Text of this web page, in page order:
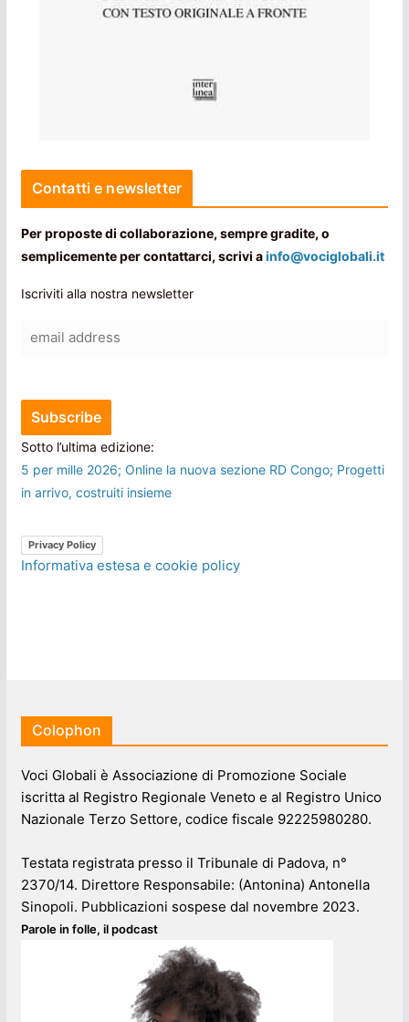
Contatti e newsletter
Per proposte di collaborazione, sempre gradite, o
semplicemente per contattarci, scrivi ainfo@vociglobali.it
Iscriviti alla nostra newsletter
Sotto l’ultima edizione:
5 per mille 2026; Online la nuova sezione RD Congo; Progetti
in arrivo, costruiti insieme
Privacy Policy
Informativa estesa e cookie policy
Colophon
Voci Globali è Associazione di Promozione Sociale
iscritta al Registro Regionale Veneto e al Registro Unico
Nazionale Terzo Settore, codice fiscale 92225980280.
Testata registrata presso il Tribunale di Padova, n°
2370/14. Direttore Responsabile: (Antonina) Antonella
Sinopoli. Pubblicazioni sospese dal novembre 2023.
Parole in folle, il podcast